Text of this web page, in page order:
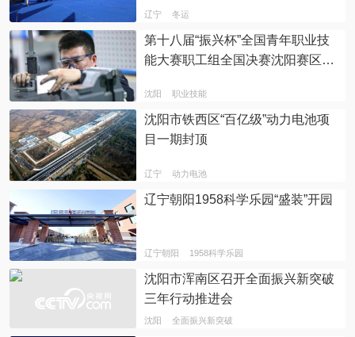
辽宁 冬运
第十八届“振兴杯”全国青年职业技
能大赛职工组全国决赛沈阳赛区实
沈阳 职业技能
沈阳市铁西区“百亿级”动力电池项
目一期封顶
辽宁 动力电池
辽宁朝阳1958科学乐园“盛装”开园
辽宁朝阳 1958科学乐园
沈阳市浑南区召开全面振兴新突破
三年行动推进会
沈阳 全面振兴新突破